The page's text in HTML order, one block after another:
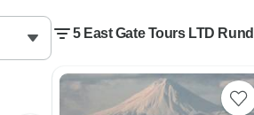
5 East Gate Tours LTD